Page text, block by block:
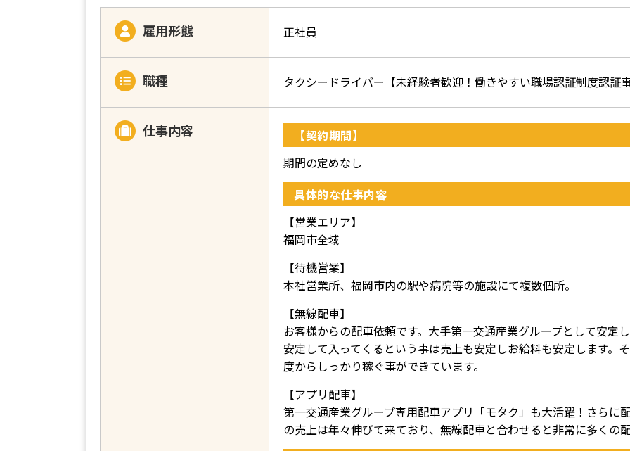
雇用形態 正社員
職種 タクシードライバー【未経験者歓迎！働きやすい職場認証制度認証事
仕事内容
【契約期間】
期間の定めなし
具体的な仕事内容
【営業エリア】
福岡市全域
【待機営業】
本社営業所、福岡市内の駅や病院等の施設にて複数個所。
【無線配車】
お客様からの配車依頼です。大手第一交通産業グループとして安定
安定して入ってくるという事は売上も安定しお給料も安定します。
度からしっかり稼ぐ事ができています。
【アプリ配車】
第一交通産業グループ専用配車アプリ「モタク」も大活躍！さらに
の売上は年々伸びて来ており、無線配車と合わせると非常に多くの